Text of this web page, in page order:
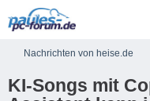
Nachrichten von heise.de
KI-Songs mit